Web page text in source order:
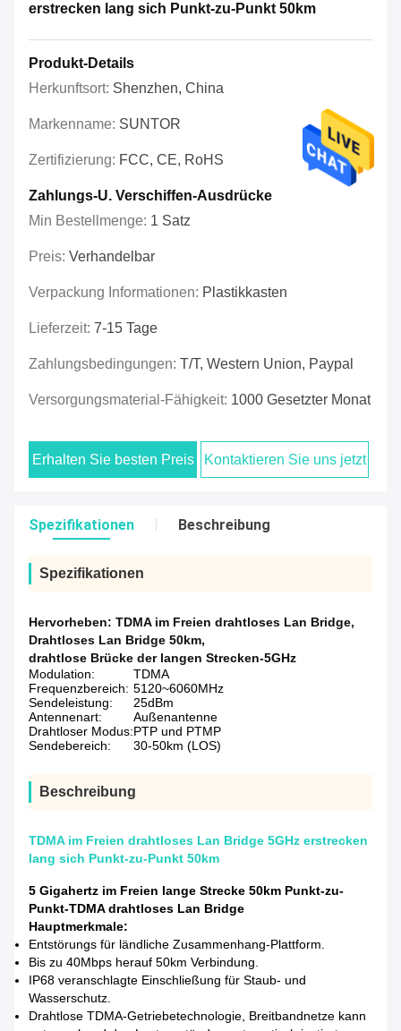
erstrecken lang sich Punkt-zu-Punkt 50km
Produkt-Details
Herkunftsort: Shenzhen, China
Markenname: SUNTOR
Zertifizierung: FCC, CE, RoHS
Zahlungs-U. Verschiffen-Ausdrücke
Min Bestellmenge: 1 Satz
Preis: Verhandelbar
Verpackung Informationen: Plastikkasten
Lieferzeit: 7-15 Tage
Zahlungsbedingungen: T/T, Western Union, Paypal
Versorgungsmaterial-Fähigkeit: 1000 Gesetzter Monat
Erhalten Sie besten Preis Kontaktieren Sie uns jetzt
Spezifikationen Beschreibung
Spezifikationen
Hervorheben: TDMA im Freien drahtloses Lan Bridge,
Drahtloses Lan Bridge 50km,
drahtlose Brücke der langen Strecken-5GHz
Modulation:
TDMA
Frequenzbereich: 5120~6060MHz
Sendeleistung:
25dBm
Antennenart:
Außenantenne
Drahtloser Modus:PTP und PTMP
Sendebereich:
30-50km (LOS)
Beschreibung
TDMA im Freien drahtloses Lan Bridge 5GHz erstrecken
lang sich Punkt-zu-Punkt 50km
5 Gigahertz im Freien lange Strecke 50km Punkt-zu-
Punkt-TDMA drahtloses Lan Bridge
Hauptmerkmale:
Entstörungs für ländliche Zusammenhang-Plattform.
Bis zu 40Mbps herauf 50km Verbindung.
IP68 veranschlagte Einschließung für Staub- und
Wasserschutz.
Drahtlose TDMA-Getriebetechnologie, Breitbandnetze kann